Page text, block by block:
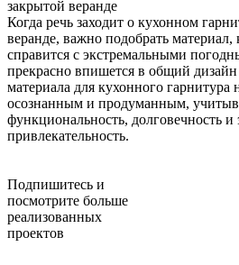
закрытой веранде
Когда речь заходит о кухонном
веранде, важно подобрать
справится с экстремальными
прекрасно впишется в общий
материала для кухонного гарнитура
осознанным и продуманным,
функциональность, долговечность и
привлекательность.
Подпишитесь и
посмотрите больше
реализованных
проектов